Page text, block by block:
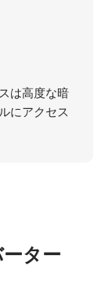
は高度な暗
にアクセス
ター